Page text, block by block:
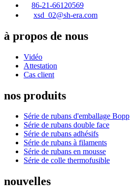
86-21-66120569
xsd_02@sh-era.com
à propos de nous
Vidéo
Attestation
Cas client
nos produits
Série de rubans d'emballage Bopp
Série de rubans double face
Série de rubans adhésifs
Série de rubans à filaments
Série de rubans en mousse
Série de colle thermofusible
nouvelles